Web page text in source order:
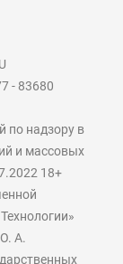
- 83680
по надзору в
и массовых
18+
А.